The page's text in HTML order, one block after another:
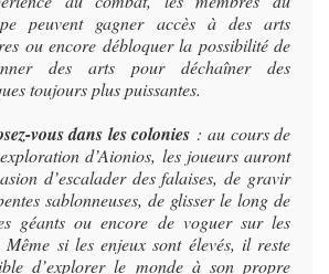
peuvent gagner accès à des arts
ou encore débloquer la possibilité de
des arts pour déchaîner des
toujours plus puissantes.
vous dans les colonies : au cours de
d’Aionios, les joueurs auront
d’escalader des falaises, de gravir
sablonneuses, de glisser le long de
géants ou encore de voguer sur les
Même si les enjeux sont élevés, il reste
d’explorer le monde à son propre